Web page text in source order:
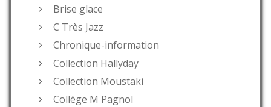
Brise glace
C Très Jazz
Chronique-information
Collection Hallyday
Collection Moustaki
Collège M Pagnol